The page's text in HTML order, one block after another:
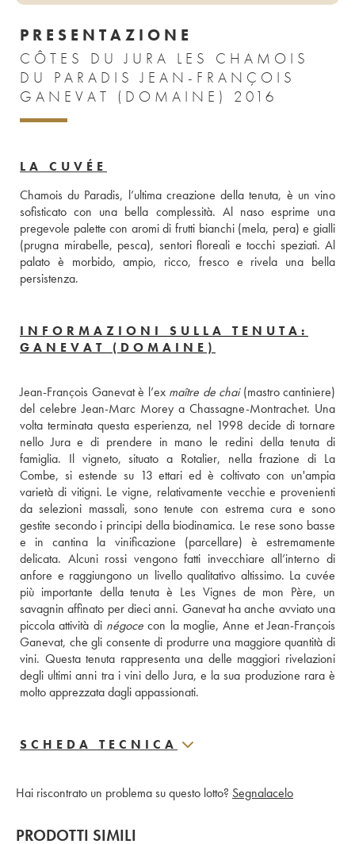
PRESENTAZIONE
CÔTES DU JURA LES CHAMOIS
DU PARADIS JEAN-FRANÇOIS
GANEVAT (DOMAINE) 2016
LA CUVÉE
Chamois du Paradis, l’ultima creazione della tenuta, è un vino
sofisticato con una bella complessità. Al naso esprime una
pregevole palette con aromi di frutti bianchi (mela, pera) e gialli
(prugna mirabelle, pesca), sentori floreali e tocchi speziati. Al
palato è morbido, ampio, ricco, fresco e rivela una bella
persistenza.
INFORMAZIONI SULLA TENUTA:
GANEVAT (DOMAINE)
Jean-François Ganevat è l’ex maître de chai (mastro cantiniere)
del celebre Jean-Marc Morey a Chassagne-Montrachet. Una
volta terminata questa esperienza, nel 1998 decide di tornare
nello Jura e di prendere in mano le redini della tenuta di
famiglia. Il vigneto, situato a Rotalier, nella frazione di La
Combe, si estende su 13 ettari ed è coltivato con un'ampia
varietà di vitigni. Le vigne, relativamente vecchie e provenienti
da selezioni massali, sono tenute con estrema cura e sono
gestite secondo i principi della biodinamica. Le rese sono basse
e in cantina la vinificazione (parcellare) è estremamente
delicata. Alcuni rossi vengono fatti invecchiare all’interno di
anfore e raggiungono un livello qualitativo altissimo. La cuvée
più importante della tenuta è Les Vignes de mon Père, un
savagnin affinato per dieci anni. Ganevat ha anche avviato una
piccola attività di négoce con la moglie, Anne et Jean-François
Ganevat, che gli consente di produrre una maggiore quantità di
vini. Questa tenuta rappresenta una delle maggiori rivelazioni
degli ultimi anni tra i vini dello Jura, e la sua produzione rara è
molto apprezzata dagli appassionati.
SCHEDA TECNICA
Hai riscontrato un problema su questo lotto? Segnalacelo
PRODOTTI SIMILI